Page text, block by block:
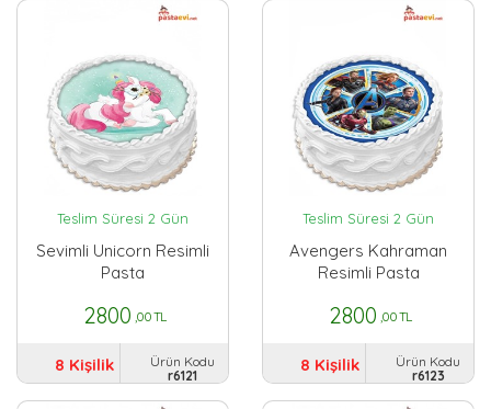
Teslim Süresi 2 Gün
Sevimli Unicorn Resimli
Pasta
2800 ,00 TL
8 Kişilik
Ürün Kodu
r6121
Teslim Süresi 2 Gün
Avengers Kahraman
Resimli Pasta
2800 ,00 TL
8 Kişilik
Ürün Kodu
r6123